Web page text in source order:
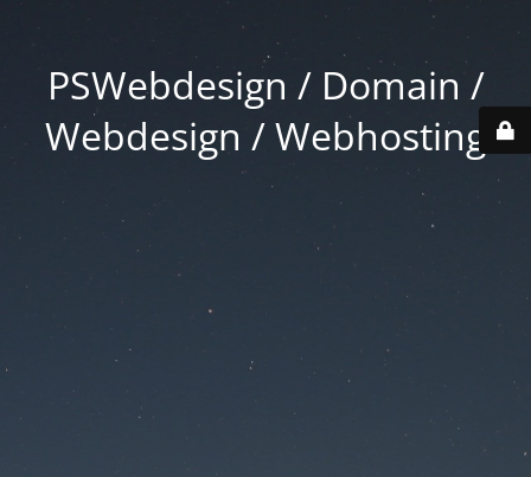
PSWebdesign / Domain /
Webdesign / Webhosting